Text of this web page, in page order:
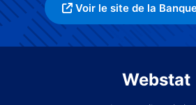
Voir le site de la
Webstat